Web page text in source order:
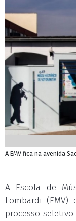
A EMV fica na avenida
A Escola de
Lombardi
processo